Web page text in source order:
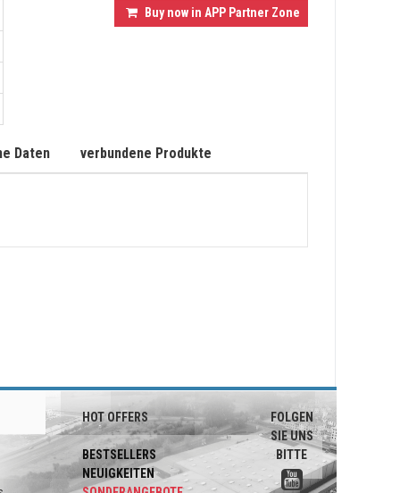
Buy now in APP Partner Zone
Daten verbundene Produkte
HOT OFFERS
BESTSELLERS
NEUIGKEITEN
FOLGEN
SIE UNS
BITTE